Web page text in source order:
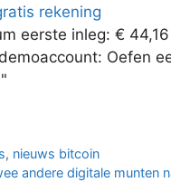
rekening
eerste inleg: € 44,16
Oefen
, nieuws bitcoin
andere digitale munten